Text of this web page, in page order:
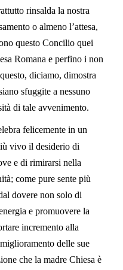
rinsalda la nostra
o almeno l’attesa,
questo Concilio quei
Romana e perfino i non
diciamo, dimostra
sfuggite a nessuno
di tale avvenimento.
felicemente in un
vivo il desiderio di
e di rimirarsi nella
come pure sente più
dovere non solo di
e promuovere la
incremento alla
delle sue
che la madre Chiesa è